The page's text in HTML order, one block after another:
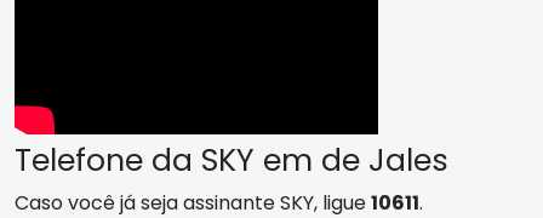
Telefone da SKY em de Jales
Caso você já seja assinante SKY, ligue10611.